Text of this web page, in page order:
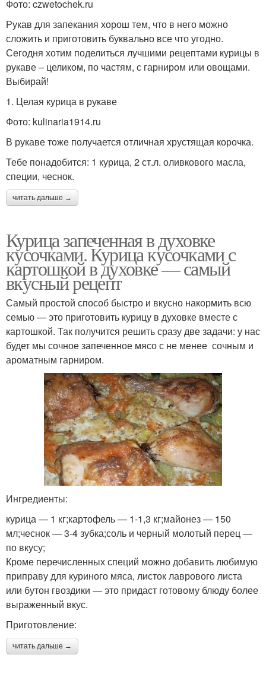
Фото: czwetochek.ru
Рукав для запекания хорош тем, что в него можно
сложить и приготовить буквально все что угодно.
Сегодня хотим поделиться лучшими рецептами курицы в
рукаве – целиком, по частям, с гарниром или овощами.
Выбирай!
1. Целая курица в рукаве
Фото: kulinaria1914.ru
В рукаве тоже получается отличная хрустящая корочка.
Тебе понадобится: 1 курица, 2 ст.л. оливкового масла,
специи, чеснок.
читать дальше →
Курица запеченная в духовке
кусочками. Курица кусочками с
картошкой в духовке — самый
вкусный рецепт
Самый простой способ быстро и вкусно накормить всю
семью — это приготовить курицу в духовке вместе с
картошкой. Так получится решить сразу две задачи: у нас
будет мы сочное запеченное мясо с не менее сочным и
ароматным гарниром.
Ингредиенты:
курица — 1 кг;картофель — 1-1,3 кг;майонез — 150
мл;чеснок — 3-4 зубка;соль и черный молотый перец —
по вкусу;
Кроме перечисленных специй можно добавить любимую
приправу для куриного мяса, листок лаврового листа
или бутон гвоздики — это придаст готовому блюду более
выраженный вкус.
Приготовление:
читать дальше →